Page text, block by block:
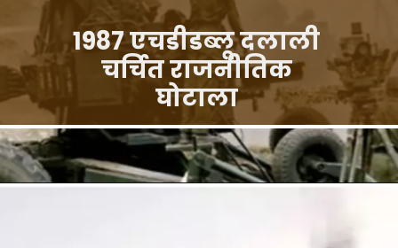
1987 एचडीडब्लू दलाली
चर्चित राजनीतिक
घोटाला